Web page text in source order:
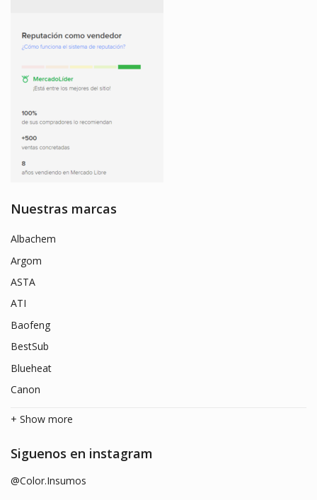
Nuestras marcas
Albachem
Argom
ASTA
ATI
Baofeng
BestSub
Blueheat
Canon
+ Show more
Siguenos en instagram
@Color.Insumos